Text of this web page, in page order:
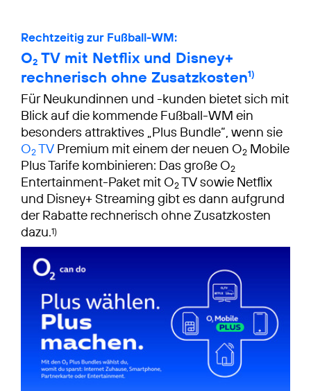
Rechtzeitig zur Fußball-WM:
O2 TV mit Netflix und Disney+
rechnerisch ohne Zusatzkosten1)
Für Neukundinnen und -kunden bietet sich mit
Blick auf die kommende Fußball-WM ein
besonders attraktives „Plus Bundle“, wenn sie
O2TV Premium mit einem der neuen O2 Mobile
Plus Tarife kombinieren: Das große O2
Entertainment-Paket mit O2TV sowie Netflix
und Disney+ Streaming gibt es dann aufgrund
der Rabatte rechnerisch ohne Zusatzkosten
dazu.1)